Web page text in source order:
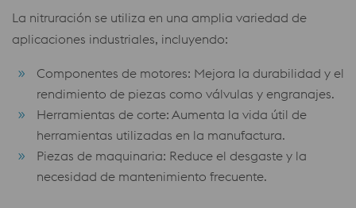
La nitruración se utiliza en una amplia variedad de
aplicaciones industriales, incluyendo:
Componentes de motores: Mejora la durabilidad y el
rendimiento de piezas como válvulas y engranajes.
Herramientas de corte: Aumenta la vida útil de
herramientas utilizadas en la manufactura.
Piezas de maquinaria: Reduce el desgaste y la
necesidad de mantenimiento frecuente.